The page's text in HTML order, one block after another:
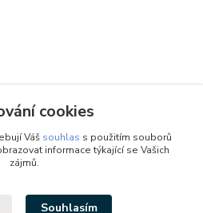
cookies
Váš souhlas s použitím souborů
informace týkající se Vašich
zájmů.
Souhlasím